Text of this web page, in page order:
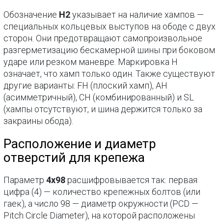
Обозначение H2указывает на наличие хампов —
специальных кольцевых выступов на ободе с двух
сторон. Они предотвращают самопроизвольное
разгерметизацию бескамерной шины при боковом
ударе или резком маневре. Маркировка H
означает, что хамп только один. Также существуют
другие варианты: FH (плоский хамп), AH
(асимметричный), CH (комбинированный) и SL
(хампы отсутствуют, и шина держится только за
закраины обода).
Расположение и диаметр
отверстий для крепежа
Параметр4х98расшифровывается так: первая
цифра (4) — количество крепежных болтов (или
гаек), а число 98 — диаметр окружности (PCD —
Pitch Circle Diameter), на которой расположены